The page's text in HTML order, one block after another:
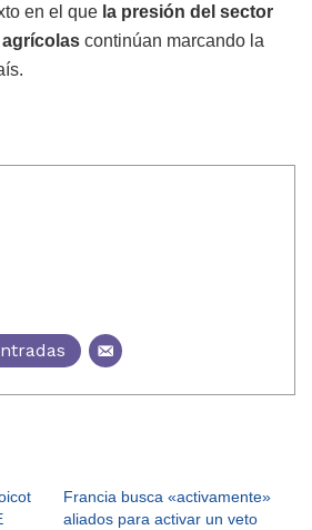
en el que la presión del sector
continúan marcando la
Francia busca «activamente»
aliados para activar un veto